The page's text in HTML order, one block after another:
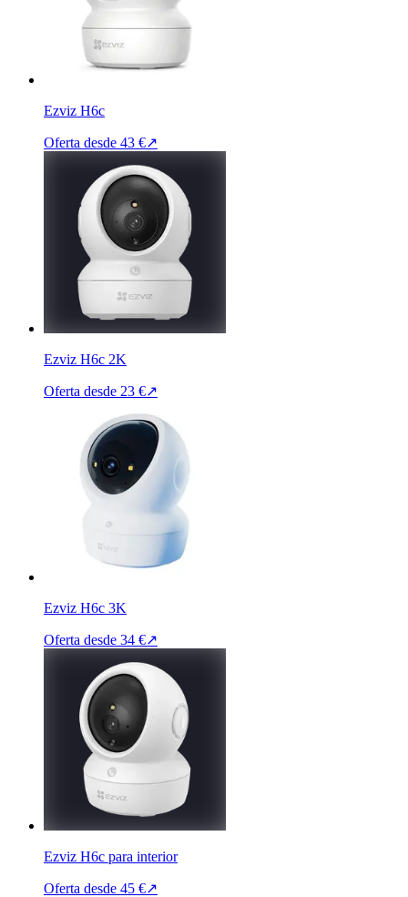
Ezviz H6c
Oferta desde 43 €↗
Ezviz H6c 2K
Oferta desde 23 €↗
Ezviz H6c 3K
Oferta desde 34 €↗
Ezviz H6c para interior
Oferta desde 45 €↗